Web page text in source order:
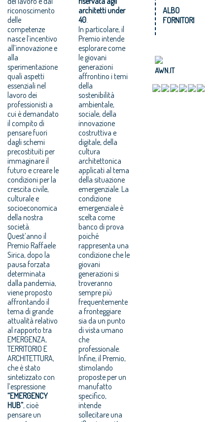
riconoscimento
delle
competenze
nasce l’incentivo
all’innovazione e
alla
sperimentazione
quali aspetti
essenziali nel
lavoro dei
professionisti a
cui è demandato
il compito di
pensare fuori
dagli schemi
precostituiti per
immaginare il
futuro e creare le
condizioni per la
crescita civile,
culturale e
socioeconomica
della nostra
società.
Quest’anno il
Premio Raffaele
Sirica, dopo la
pausa forzata
determinata
dalla pandemia,
viene proposto
affrontando il
tema di grande
attualità relativo
al rapporto tra
EMERGENZA,
TERRITORIO E
ARCHITETTURA,
che è stato
sintetizzato con
l’espressione
“EMERGENCY
HUB”, cioè
pensare un
architetti under
40
In particolare, il
Premio intende
esplorare come
le giovani
generazioni
affrontino i temi
della
sostenibilità
ambientale,
sociale, della
innovazione
costruttiva e
digitale, della
cultura
architettonica
applicati al tema
della situazione
emergenziale. La
condizione
emergenziale è
scelta come
banco di prova
poiché
rappresenta una
condizione che le
giovani
generazioni si
troveranno
sempre più
frequentemente
a fronteggiare
sia da un punto
di vista umano
che
professionale.
Infine, il Premio,
stimolando
proposte per un
manufatto
specifico,
intende
sollecitare una
ALBO
FORNITORI
AWN.IT